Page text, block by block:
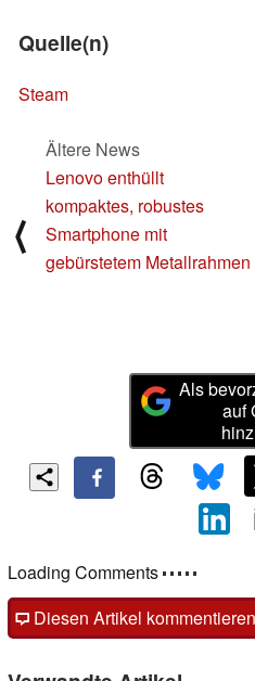
Quelle(n)
Steam
⟨
Ältere News
Lenovo enthüllt
kompaktes, robustes
Smartphone mit
gebürstetem Metallrahmen
Als
auf
Loading Comments
Diesen Artikel